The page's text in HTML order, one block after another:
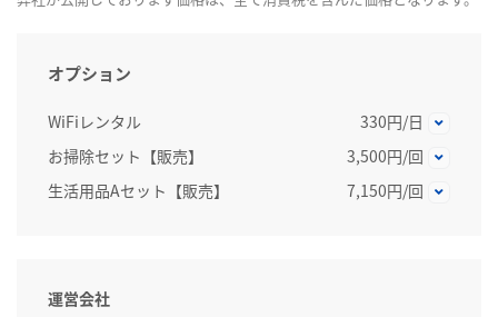
オプション
WiFiレンタル
330円/日
お掃除セット【販売】
3,500円/回
生活用品Aセット【販売】
7,150円/回
運営会社